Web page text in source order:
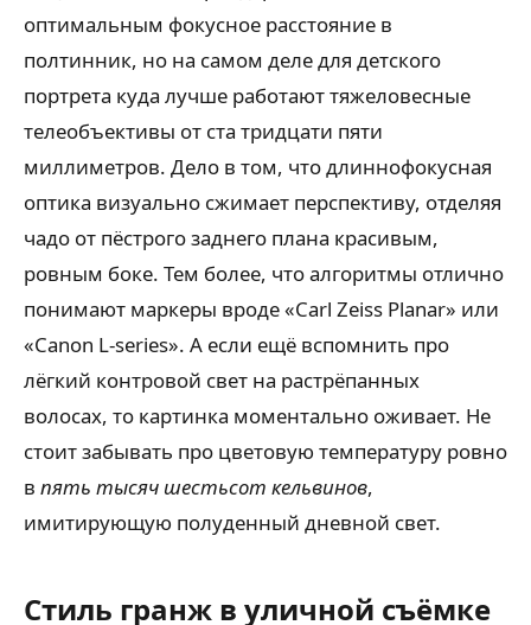
оптимальным фокусное расстояние в
полтинник, но на самом деле для детского
портрета куда лучше работают тяжеловесные
телеобъективы от ста тридцати пяти
миллиметров. Дело в том, что длиннофокусная
оптика визуально сжимает перспективу, отделяя
чадо от пёстрого заднего плана красивым,
ровным боке. Тем более, что алгоритмы отлично
понимают маркеры вроде «Carl Zeiss Planar» или
«Canon L-series». А если ещё вспомнить про
лёгкий контровой свет на растрёпанных
волосах, то картинка моментально оживает. Не
стоит забывать про цветовую температуру ровно
в пять тысяч шестьсот кельвинов,
имитирующую полуденный дневной свет.
Стиль гранж в уличной съёмке